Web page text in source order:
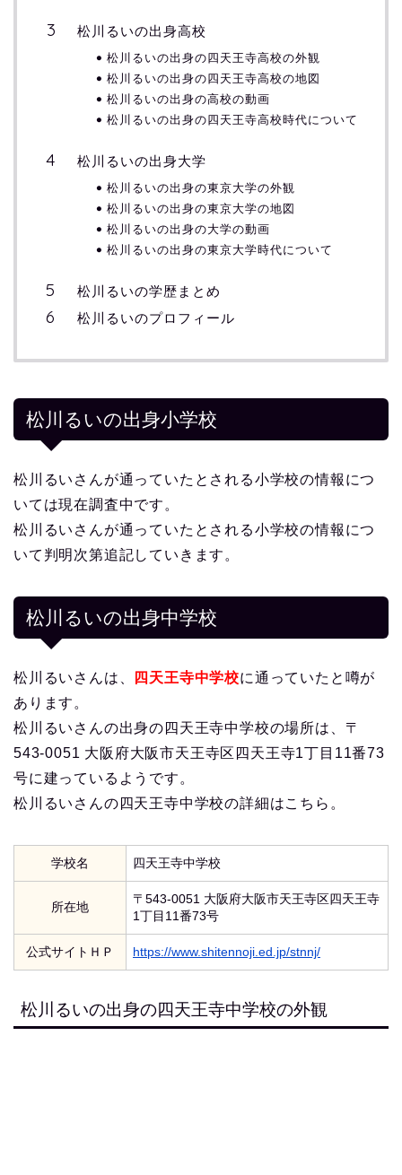
松川るいの出身高校
松川るいの出身の四天王寺高校の外観
松川るいの出身の四天王寺高校の地図
松川るいの出身の高校の動画
松川るいの出身の四天王寺高校時代について
松川るいの出身大学
松川るいの出身の東京大学の外観
松川るいの出身の東京大学の地図
松川るいの出身の大学の動画
松川るいの出身の東京大学時代について
松川るいの学歴まとめ
松川るいのプロフィール
松川るいの出身小学校
松川るいさんが通っていたとされる小学校の情報につ
いては現在調査中です。
松川るいさんが通っていたとされる小学校の情報につ
いて判明次第追記していきます。
松川るいの出身中学校
松川るいさんは、 四天王寺中学校に通っていたと噂が
あります。
松川るいさんの出身の四天王寺中学校の場所は、〒
543-0051 大阪府大阪市天王寺区四天王寺1丁目11番73
号に建っているようです。
松川るいさんの四天王寺中学校の詳細はこちら。
学校名 四天王寺中学校
所在地
〒543-0051 大阪府大阪市天王寺区四天王寺
1丁目11番73号
公式サイトＨＰ https://www.shitennoji.ed.jp/stnnj/
松川るいの出身の四天王寺中学校の外観